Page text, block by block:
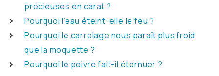
précieuses en carat ?
Pourquoi l’eau éteint-elle le feu ?
Pourquoi le carrelage nous paraît plus froid
que la moquette ?
Pourquoi le poivre fait-il éternuer ?